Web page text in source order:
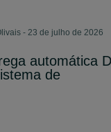
- 23 de julho de 2026
automática
de